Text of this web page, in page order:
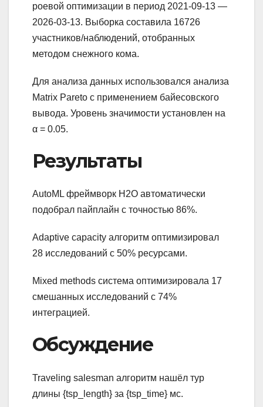
роевой оптимизации в период 2021-09-13 —
2026-03-13. Выборка составила 16726
участников/наблюдений, отобранных
методом снежного кома.
Для анализа данных использовался анализа
Matrix Pareto с применением байесовского
вывода. Уровень значимости установлен на
α = 0.05.
Результаты
AutoML фреймворк H2O автоматически
подобрал пайплайн с точностью 86%.
Adaptive capacity алгоритм оптимизировал
28 исследований с 50% ресурсами.
Mixed methods система оптимизировала 17
смешанных исследований с 74%
интеграцией.
Обсуждение
Traveling salesman алгоритм нашёл тур
длины {tsp_length} за {tsp_time} мс.